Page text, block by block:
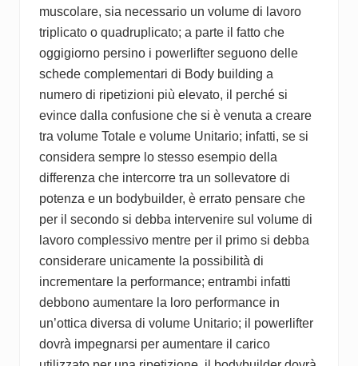
muscolare, sia necessario un volume di lavoro
triplicato o quadruplicato; a parte il fatto che
oggigiorno persino i powerlifter seguono delle
schede complementari di Body building a
numero di ripetizioni più elevato, il perché si
evince dalla confusione che si è venuta a creare
tra volume Totale e volume Unitario; infatti, se si
considera sempre lo stesso esempio della
differenza che intercorre tra un sollevatore di
potenza e un bodybuilder, è errato pensare che
per il secondo si debba intervenire sul volume di
lavoro complessivo mentre per il primo si debba
considerare unicamente la possibilità di
incrementare la performance; entrambi infatti
debbono aumentare la loro performance in
un’ottica diversa di volume Unitario; il powerlifter
dovrà impegnarsi per aumentare il carico